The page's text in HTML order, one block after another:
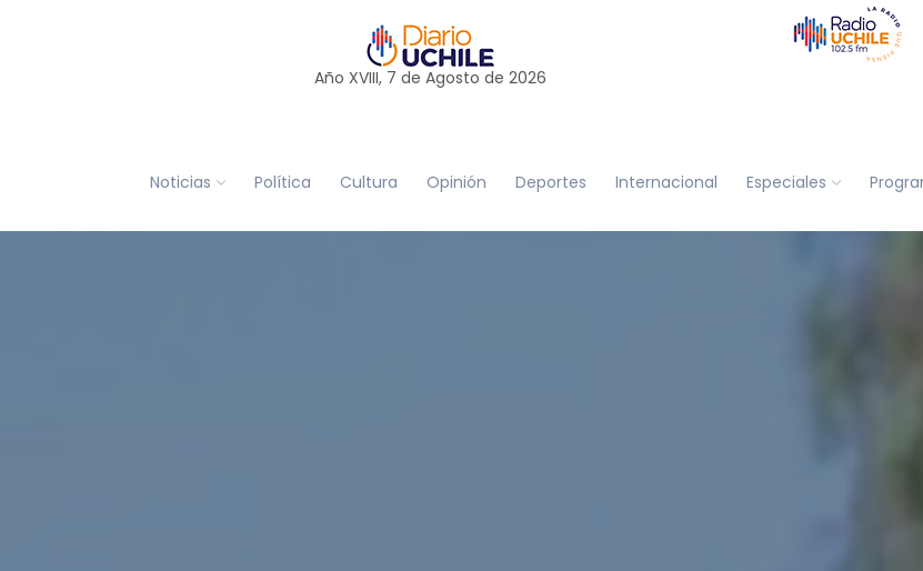
Año XVIII, 7 de Agosto de 2026
Noticias Política Cultura Opinión Deportes Internacional Especiales